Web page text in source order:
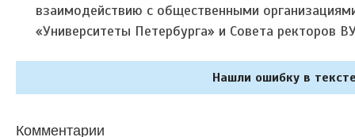
взаимодействию с общественными
«Университеты Петербурга» и Совета ректоров
Нашли ошибку в
Комментарии